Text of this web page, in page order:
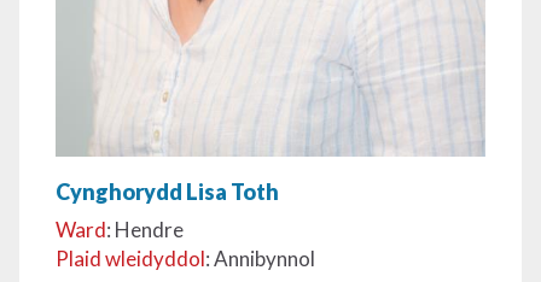
Cynghorydd Lisa Toth
Ward: Hendre
Plaid wleidyddol: Annibynnol